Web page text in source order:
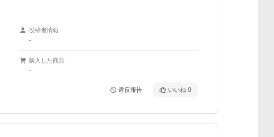
投稿者情報
-
購入した商品
-
違反報告 いいね 0